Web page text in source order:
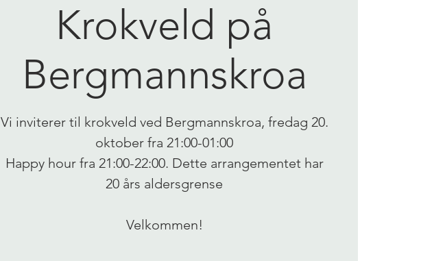
Krokveld på
Bergmannskroa
Vi inviterer til krokveld ved Bergmannskroa, fredag 20.
oktober fra 21:00-01:00
Happy hour fra 21:00-22:00. Dette arrangementet har
20 års aldersgrense
Velkommen!